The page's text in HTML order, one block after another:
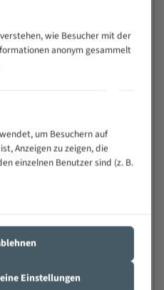
Zahnbruch auch bei
(Materialmischung,
Federstahl
wie Besucher mit der
anonym gesammelt
um Besuchern auf
Anzeigen zu zeigen, die
einzelnen Benutzer sind (z. B.
Einstellungen